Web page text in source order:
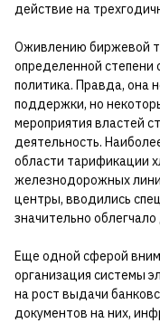
действие на
Оживлению биржевой
определенной степени
политика. Правда, она
поддержки, но
мероприятия властей
деятельность.
области тарификации
железнодорожных
центры, вводились
значительно
Еще одной сферой
организация системы
на рост выдачи
документов на них,